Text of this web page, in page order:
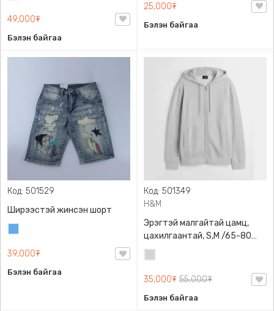
49,000₮
Бэлэн байгаа
25,000₮
Бэлэн байгаа
Код: 501529
Ширээстэй жинсэн шорт
39,000₮
Бэлэн байгаа
Код: 501349
H&M
Эрэгтэй малгайтай цамц,
цахилгаантай, S,M /65-80
кг/, H&M, 0852614006,
Даавуу
35,000₮ 55,000₮
Бэлэн байгаа